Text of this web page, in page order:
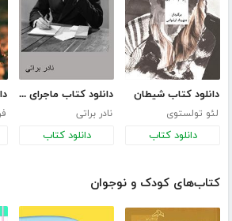
دانلود کتاب شیطان
لئو تولستوی
دانلود کتاب
دانلود کتاب ماجرای یک نامه
نادر براتی
دانلود کتاب
کتاب‌های کودک و نوجوان